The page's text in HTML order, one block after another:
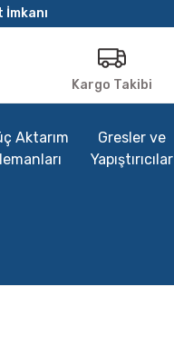
Kargo Takibi
Aktarım
Gresler ve
Yapıştırıcılar